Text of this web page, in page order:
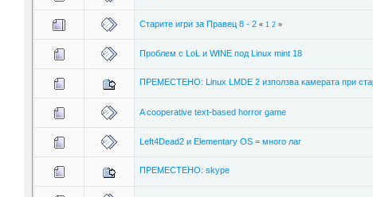
Старите игри за Правец 8 - 2 « 1 2»
Проблем с LoL и WINE под Linux mint 18
ПРЕМЕСТЕНО: Linux LMDE 2 използва камерата при
A cooperative text-based horror game
Left4Dead2 и Elementary OS = много лаг
ПРЕМЕСТЕНО: skype